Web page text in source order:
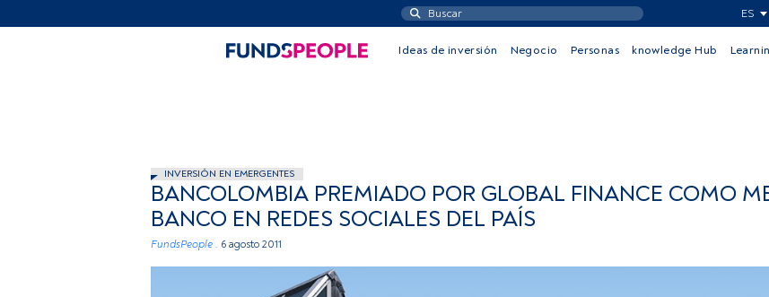
ES
Ideas de inversión Negocio Personas knowledge Hub
INVERSIÓN EN EMERGENTES
BANCOLOMBIA PREMIADO POR GLOBAL FINANCE COMO
BANCO EN REDES SOCIALES DEL PAÍS
FundsPeople . 6 agosto 2011